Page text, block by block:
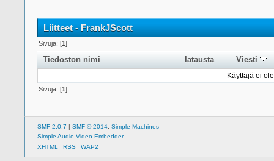
Liitteet - FrankJScott
Sivuja: [1]
Tiedoston nimi latausta Viesti
Käyttäjä ei
Sivuja: [1]
SMF 2.0.7 | SMF © 2014 Simple Machines
Simple Audio Video Embedder
XHTML
RSS WAP2